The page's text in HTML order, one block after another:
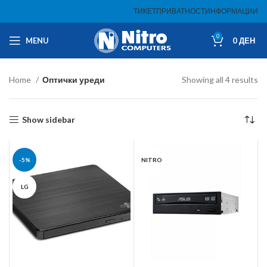
ТИКЕТПРИВАТНОСТИНФОРМАЦИИ
MENU 0 0ДЕН
Home Оптички уреди Showing all 4 results
Show sidebar
-5%
LG
NITRO